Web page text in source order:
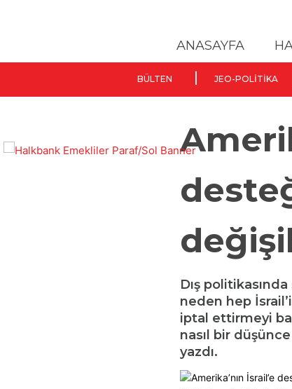
ANASAYFA
BÜLTEN JEO-POLITIKA
Dış
neden hep
iptal ettirmeyi
nasıl bir
yazdı.